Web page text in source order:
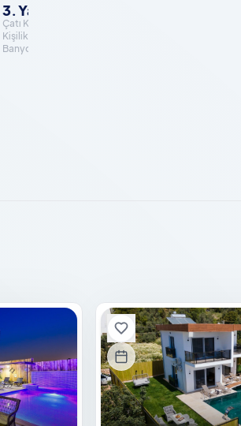
3. Yatak Odası
Çatı Katında , Yatak Odası, Çift
Kişilik Yatak, Komodin, Elbise Dolabı,
Banyo/WC, TV, Klima